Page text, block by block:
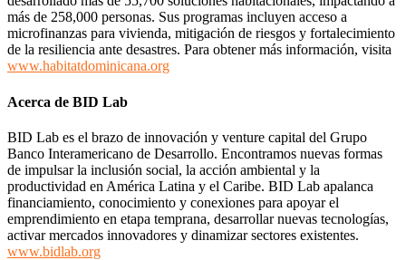
más de 258,000 personas. Sus programas incluyen acceso a
microfinanzas para vivienda, mitigación de riesgos y fortalecimiento
de la resiliencia ante desastres. Para obtener más información, visita
www.habitatdominicana.org
Acerca de BID Lab
BID Lab es el brazo de innovación y venture capital del Grupo
Banco Interamericano de Desarrollo. Encontramos nuevas formas
de impulsar la inclusión social, la acción ambiental y la
productividad en América Latina y el Caribe. BID Lab apalanca
financiamiento, conocimiento y conexiones para apoyar el
emprendimiento en etapa temprana, desarrollar nuevas tecnologías,
activar mercados innovadores y dinamizar sectores existentes.
www.bidlab.org